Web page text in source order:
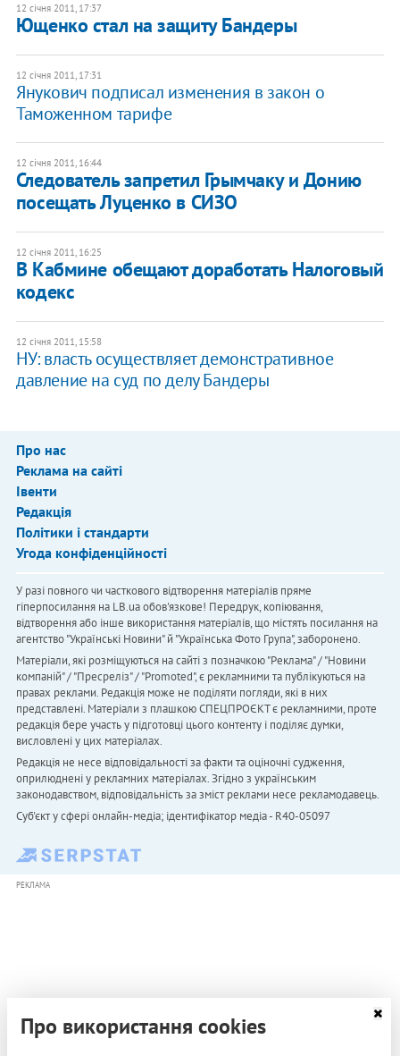
12 січня 2011, 17:37
Ющенко стал на защиту Бандеры
12 січня 2011, 17:31
Янукович подписал изменения в закон о
Таможенном тарифе
12 січня 2011, 16:44
Следователь запретил Грымчаку и Донию
посещать Луценко в СИЗО
12 січня 2011, 16:25
​В Кабмине обещают доработать Налоговый
кодекс
12 січня 2011, 15:58
НУ: власть осуществляет демонстративное
давление на суд по делу Бандеры
Про нас
Реклама на сайті
Івенти
Редакція
Політики і стандарти
Угода конфіденційності
У разі повного чи часткового відтворення матеріалів пряме
гіперпосилання на LB.ua обов'язкове! Передрук, копіювання,
відтворення або інше використання матеріалів, що містять посилання на
агентство "Українськi Новини" й "Українська Фото Група", заборонено.
Матеріали, які розміщуються на сайті з позначкою "Реклама" / "Новини
компаній" / "Пресреліз" / "Promoted", є рекламними та публікуються на
правах реклами. Редакція може не поділяти погляди, які в них
представлені. Матеріали з плашкою СПЕЦПРОЄКТ є рекламними, проте
редакція бере участь у підготовці цього контенту і поділяє думки,
висловлені у цих матеріалах.
Редакція не несе відповідальності за факти та оціночні судження,
оприлюднені у рекламних матеріалах. Згідно з українським
законодавством, відповідальність за зміст реклами несе рекламодавець.
Cуб'єкт у сфері онлайн-медіа; ідентифікатор медіа - R40-05097
РЕКЛАМА
Про використання cookies